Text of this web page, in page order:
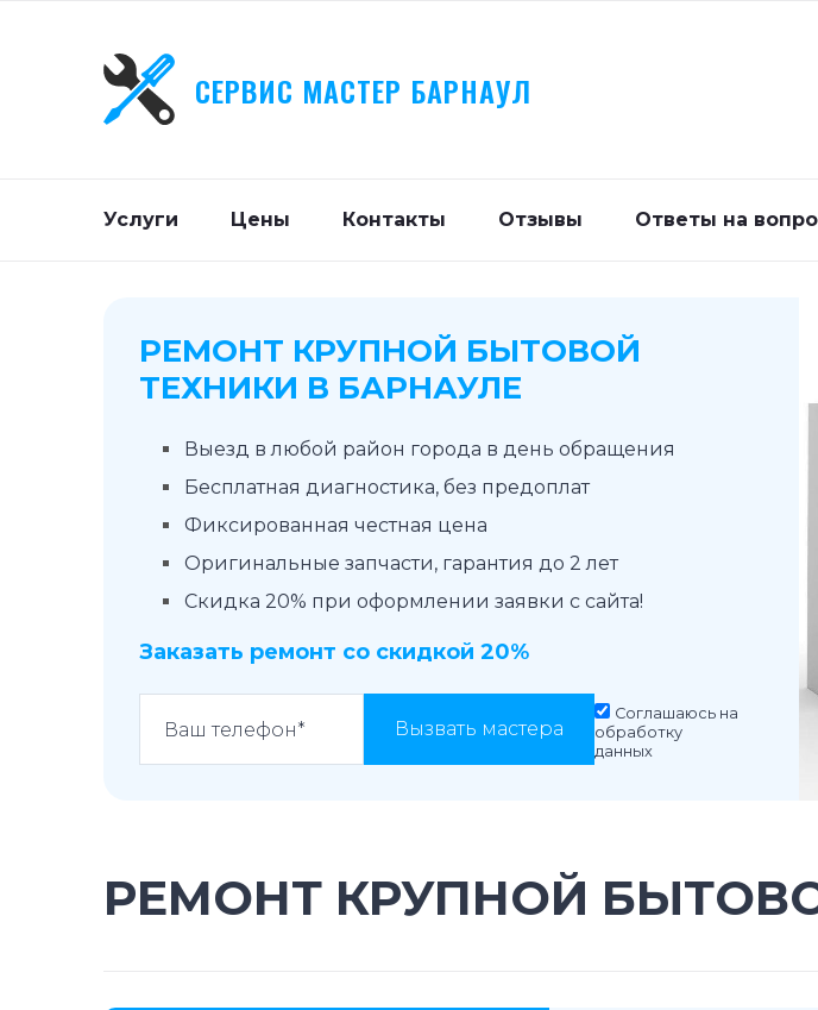
СЕРВИС МАСТЕР БАРНАУЛ
Услуги Цены Контакты Отзывы Ответы на
РЕМОНТ КРУПНОЙ БЫТОВОЙ
ТЕХНИКИ В БАРНАУЛЕ
Выезд в любой район города в день обращения
Бесплатная диагностика, без предоплат
Фиксированная честная цена
Оригинальные запчасти, гарантия до 2 лет
Скидка 20% при оформлении заявки с сайта!
Заказать ремонт со скидкой 20%
Вызвать мастера
Соглашаюсь на
обработку
данных
РЕМОНТ КРУПНОЙ